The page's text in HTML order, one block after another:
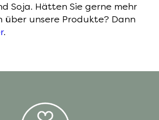
Soja. Hätten Sie gerne mehr
über unsere Produkte? Dann
.